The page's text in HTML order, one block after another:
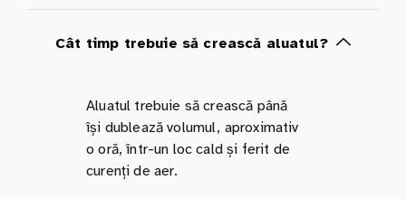
Cât timp trebuie să crească aluatul?
Aluatul trebuie să crească până
își dublează volumul, aproximativ
o oră, într-un loc cald și ferit de
curenți de aer.